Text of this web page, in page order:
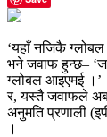
‘यहाँ नजिकै
भने जवाफ हुन्छ–
ग्लोबल आइएमई ।’
र, यस्तै जवाफले
अनुमति प्रणाली
।